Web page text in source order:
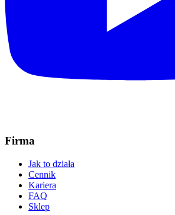
Firma
Jak to działa
Cennik
Kariera
FAQ
Sklep